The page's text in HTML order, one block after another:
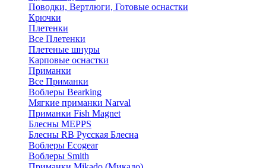
Поводки, Вертлюги, Готовые оснастки
Крючки
Плетенки
Все Плетенки
Плетеные шнуры
Карповые оснастки
Приманки
Все Приманки
Воблеры Bearking
Мягкие приманки Narval
Приманки Fish Magnet
Блесны MEPPS
Блесны RB Русская Блесна
Воблеры Ecogear
Воблеры Smith